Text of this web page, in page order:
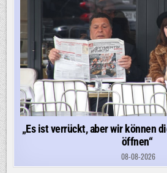
„Es ist verrückt, aber wir können
öffnen“
08-08-2026